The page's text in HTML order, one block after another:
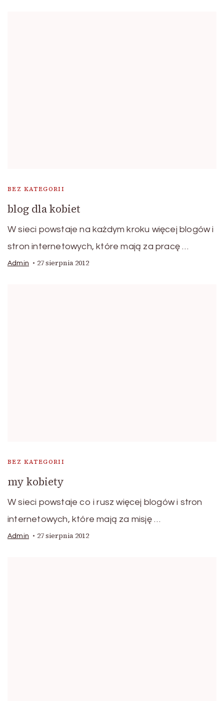
BEZ KATEGORII
blog dla kobiet
W sieci powstaje na każdym kroku więcej blogów i
stron internetowych, które mają za pracę …
Admin 27 sierpnia 2012
BEZ KATEGORII
my kobiety
W sieci powstaje co i rusz więcej blogów i stron
internetowych, które mają za misję …
Admin 27 sierpnia 2012